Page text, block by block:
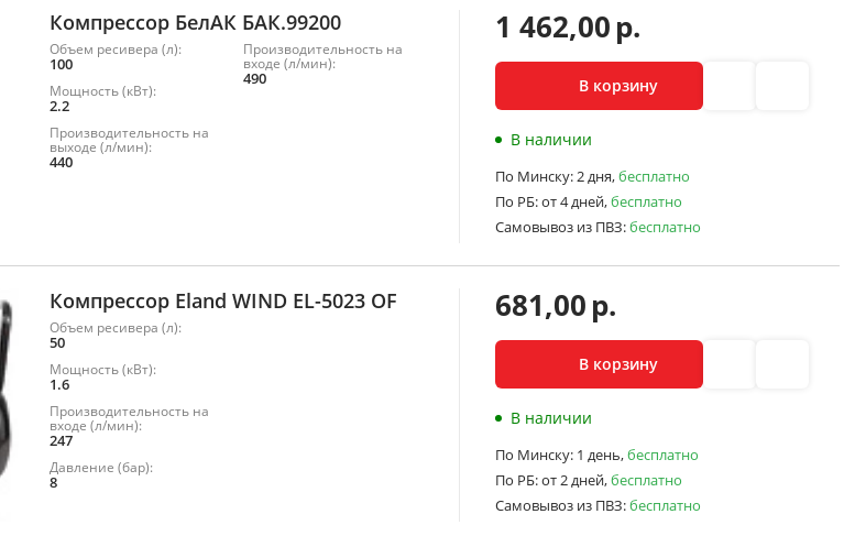
Компрессор БелАК БАК.99200
Объем ресивера (л):
100
Мощность (кВт):
2.2
Производительность на
выходе (л/мин):
440
Производительность на
входе (л/мин):
490
1 462,00р.
В корзину
В наличии
По Минску: 2 дня,бесплатно
По РБ:от 4 дней,бесплатно
Самовывоз из ПВЗ:бесплатно
Компрессор Eland WIND EL-5023 OF
Объем ресивера (л):
50
Мощность (кВт):
1.6
Производительность на
входе (л/мин):
247
Давление (бар):
8
681,00р.
В корзину
В наличии
По Минску: 1 день,бесплатно
По РБ:от 2 дней,бесплатно
Самовывоз из ПВЗ:бесплатно